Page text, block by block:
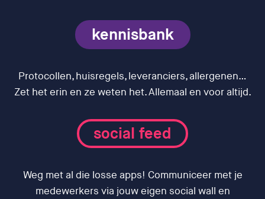
kennisbank
Protocollen, huisregels, leveranciers, allergenen…
Zet het erin en ze weten het. Allemaal en voor altijd.
social feed
Weg met al die losse apps! Communiceer met je
medewerkers via jouw eigen social wall en